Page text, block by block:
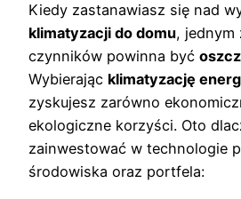
Kiedy zastanawiasz się nad
klimatyzacji do domu, jednym
czynników powinna być
Wybierając klimatyzację
zyskujesz zarówno
ekologiczne korzyści. Oto
zainwestować w technologie
środowiska oraz portfela: